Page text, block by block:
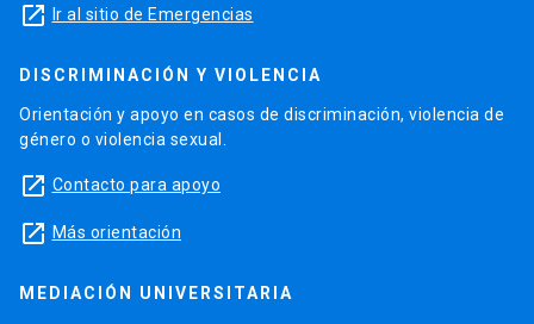
launch Ir al sitio de Emergencias
DISCRIMINACIÓN Y VIOLENCIA
Orientación y apoyo en casos de discriminación, violencia de
género o violencia sexual.
launch Contacto para apoyo
launch Más orientación
MEDIACIÓN UNIVERSITARIA